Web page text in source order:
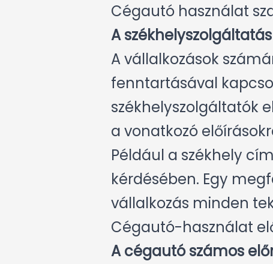
Cégautó használat
A
A vállalkozások
fenntartásával
székhelyszolgáltatók
a vonatkozó
Például a székhely
kérdésében. Egy
vállalkozás minden
Cégautó-használat
A cégautó számos